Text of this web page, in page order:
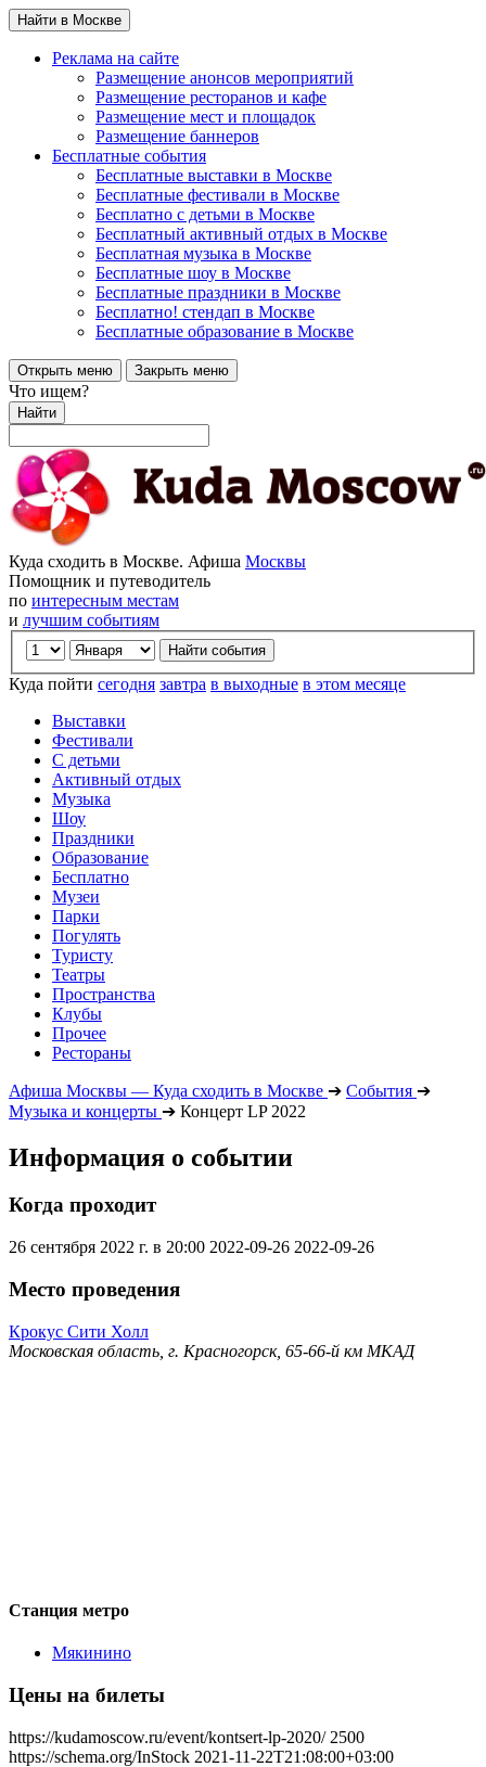
Найти в Москве
Реклама на сайте
Размещение анонсов мероприятий
Размещение ресторанов и кафе
Размещение мест и площадок
Размещение баннеров
Бесплатные события
Бесплатные выставки в Москве
Бесплатные фестивали в Москве
Бесплатно с детьми в Москве
Бесплатный активный отдых в Москве
Бесплатная музыка в Москве
Бесплатные шоу в Москве
Бесплатные праздники в Москве
Бесплатно! стендап в Москве
Бесплатные образование в Москве
Открыть меню Закрыть меню
Что ищем?
Найти
Куда сходить в Москве. Афиша Москвы
Помощник и путеводитель
по интересным местам
и лучшим событиям
Куда пойти сегодня завтра в выходные в этом месяце
Выставки
Фестивали
С детьми
Активный отдых
Музыка
Шоу
Праздники
Образование
Бесплатно
Музеи
Парки
Погулять
Туристу
Театры
Пространства
Клубы
Прочее
Рестораны
Афиша Москвы — Куда сходить в Москве ➔ События ➔
Музыка и концерты ➔ Концерт LP 2022
Информация о событии
Когда проходит
26 сентября 2022 г. в 20:00 2022-09-26 2022-09-26
Место проведения
Крокус Сити Холл
Московская область, г. Красногорск, 65-66-й км МКАД
Станция метро
Мякинино
Цены на билеты
https://kudamoscow.ru/event/kontsert-lp-2020/ 2500
https://schema.org/InStock 2021-11-22T21:08:00+03:00